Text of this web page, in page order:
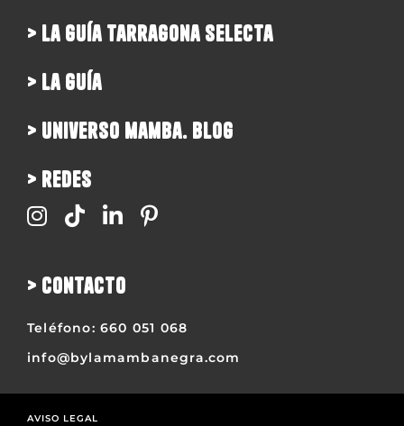
> la guía tarragona selecta
> la guía
> universo mamba. blog
> redes
> contacto
Teléfono: 660 051 068
info@bylamambanegra.com
AVISO LEGAL